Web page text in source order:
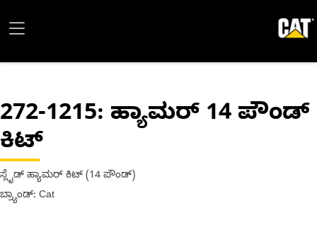
272-1215: ಹ್ಯಾಮರ್ 14 ಪೌಂಡ್
ಕಿಟ್
ಸ್ಲೈಡ್ ಹ್ಯಾಮರ್ ಕಿಟ್ (14 ಪೌಂಡ್)
ಬ್ರ್ಯಾಂಡ್: Cat